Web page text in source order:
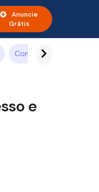
Anuncie
Grátis
Compressor de ar
e